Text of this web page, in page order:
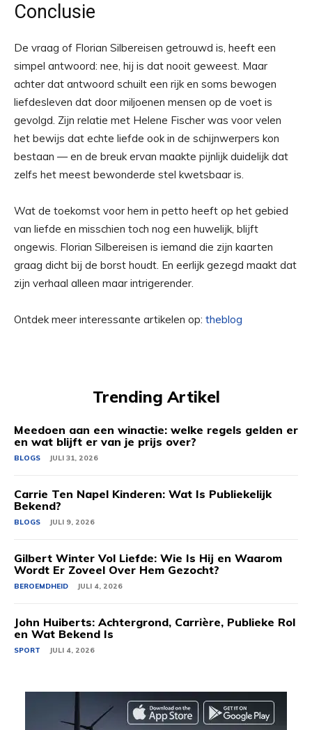
Conclusie
De vraag of Florian Silbereisen getrouwd is, heeft een
simpel antwoord: nee, hij is dat nooit geweest. Maar
achter dat antwoord schuilt een rijk en soms bewogen
liefdesleven dat door miljoenen mensen op de voet is
gevolgd. Zijn relatie met Helene Fischer was voor velen
het bewijs dat echte liefde ook in de schijnwerpers kon
bestaan — en de breuk ervan maakte pijnlijk duidelijk dat
zelfs het meest bewonderde stel kwetsbaar is.
Wat de toekomst voor hem in petto heeft op het gebied
van liefde en misschien toch nog een huwelijk, blijft
ongewis. Florian Silbereisen is iemand die zijn kaarten
graag dicht bij de borst houdt. En eerlijk gezegd maakt dat
zijn verhaal alleen maar intrigerender.
Ontdek meer interessante artikelen op: theblog
Trending Artikel
Meedoen aan een winactie: welke regels gelden er
en wat blijft er van je prijs over?
BLOGS JULI 31, 2026
Carrie Ten Napel Kinderen: Wat Is Publiekelijk
Bekend?
BLOGS JULI 9, 2026
Gilbert Winter Vol Liefde: Wie Is Hij en Waarom
Wordt Er Zoveel Over Hem Gezocht?
BEROEMDHEID JULI 4, 2026
John Huiberts: Achtergrond, Carrière, Publieke Rol
en Wat Bekend Is
SPORT JULI 4, 2026